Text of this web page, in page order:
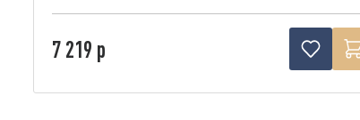
7 219 р